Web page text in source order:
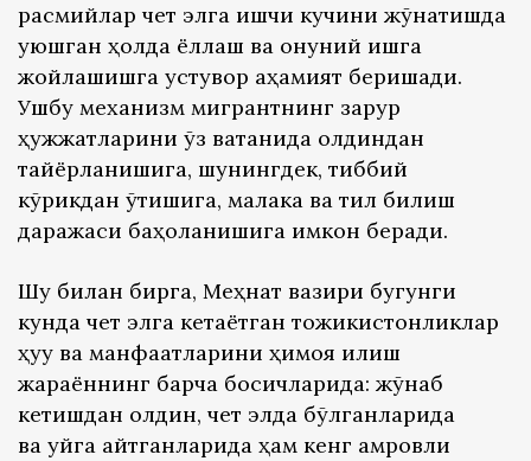
расмийлар чет элга ишчи кучини жўнатишда
уюшган ҳолда ёллаш ва қонуний ишга
жойлашишга устувор аҳамият беришади.
Ушбу механизм мигрантнинг зарур
ҳужжатларини ўз ватанида олдиндан
тайёрланишига, шунингдек, тиббий
кўрикдан ўтишига, малака ва тил билиш
даражаси баҳоланишига имкон беради.
Шу билан бирга, Меҳнат вазири бугунги
кунда чет элга кетаётган тожикистонликлар
ҳуқуқ ва манфаатларини ҳимоя қилиш
жараённинг барча босқичларида: жўнаб
кетишдан олдин, чет элда бўлганларида
ва уйга қайтганларида ҳам кенг қамровли